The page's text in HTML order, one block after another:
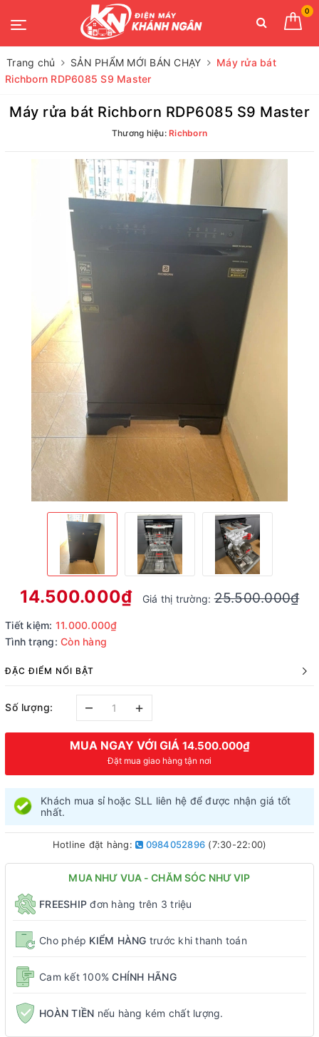
0
Trang chủ SẢN PHẨM MỚI BÁN CHẠY
Máy rửa bát
Richborn RDP6085 S9 Master
Máy rửa bát Richborn RDP6085 S9 Master
Thương hiệu:Richborn
14.500.000₫ Giá thị trường:25.500.000₫
Tiết kiệm: 11.000.000₫
Tình trạng: Còn hàng
ĐẶC ĐIỂM NỔI BẬT
Số lượng: – +
MUA NGAY VỚI GIÁ 14.500.000₫
Đặt mua giao hàng tận nơi
Khách mua sỉ hoặc SLL liên hệ để được nhận giá tốt
nhất.
Hotline đặt hàng: 0984052896 (7:30-22:00)
MUA NHƯ VUA - CHĂM SÓC NHƯ VIP
FREESHIP đơn hàng trên 3 triệu
Cho phép KIỂM HÀNG trước khi thanh toán
Cam kết 100% CHÍNH HÃNG
HOÀN TIỀN nếu hàng kém chất lượng.